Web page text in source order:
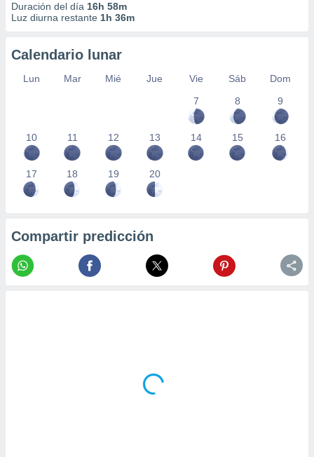
Duración del día 16h 58m
Luz diurna restante 1h 36m
Calendario lunar
Lun Mar Mié Jue Vie Sáb
Dom
7
8 9
10 11 12 13 14 15 16
17 18 19 20
Compartir predicción